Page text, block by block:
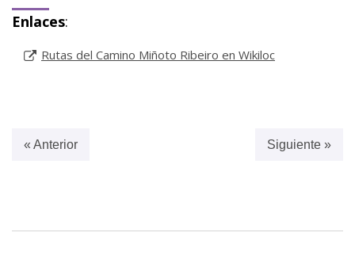
Enlaces:
Rutas del Camino Miñoto Ribeiro en Wikiloc
Siguiente »
« Anterior